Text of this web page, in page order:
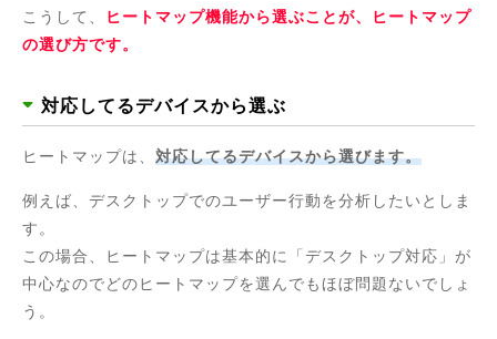
こうして、
ヒートマップ機能から選ぶことが、ヒートマップ
の選び方です。
対応してるデバイスから選ぶ
ヒートマップは、 対応してるデバイスから選びます。
例えば、デスクトップでのユーザー行動を分析したいとしま
す。
この場合、ヒートマップは基本的に「デスクトップ対応」が
中心なのでどのヒートマップを選んでもほぼ問題ないでしょ
う。